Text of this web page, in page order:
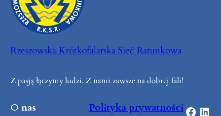
Rzeszowska Krótkofalarska Sieć Ratunkowa
Z pasją łączymy ludzi. Z nami zawsze na dobrej fali!
O nas Polityka prywatnościFacebook LinkedIn